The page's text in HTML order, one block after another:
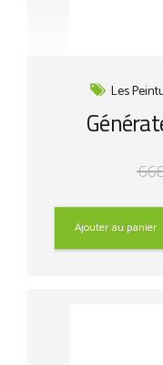
Les
Ajouter au panier